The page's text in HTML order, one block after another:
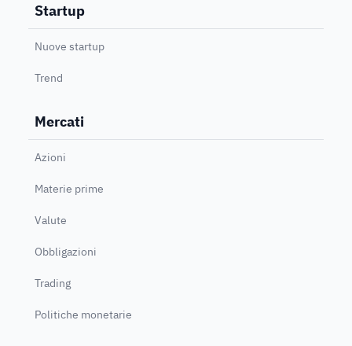
Startup
Nuove startup
Trend
Mercati
Azioni
Materie prime
Valute
Obbligazioni
Trading
Politiche monetarie